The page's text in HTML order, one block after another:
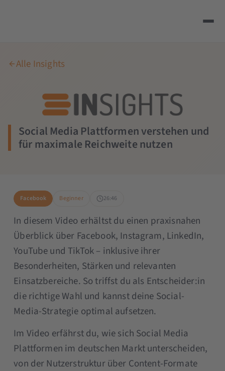
Alle Insights
Social Media Plattformen verstehen und
für maximale Reichweite nutzen
Facebook Beginner 26:46
In diesem Video erhältst du einen praxisnahen
Überblick über Facebook, Instagram, LinkedIn,
YouTube und TikTok – inklusive ihrer
Besonderheiten, Stärken und relevanten
Einsatzbereiche. So triffst du als Entscheider:in
die richtige Wahl und kannst deine Social-
Media-Strategie optimal aufsetzen.
Im Video erfährst du, wie sich Social Media
Plattformen im deutschen Markt unterscheiden,
von der Nutzerstruktur über Content-Formate